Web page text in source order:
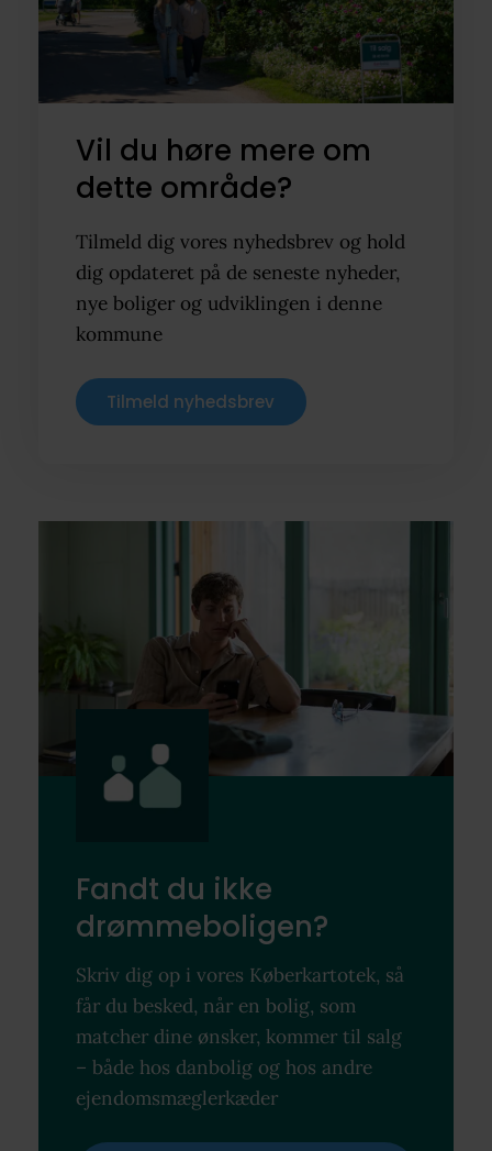
Vil du høre mere om
dette område?
Tilmeld dig vores nyhedsbrev og hold
dig opdateret på de seneste nyheder,
nye boliger og udviklingen i denne
kommune
Tilmeld nyhedsbrev
Fandt du ikke
drømmeboligen?
Skriv dig op i vores Køberkartotek, så
får du besked, når en bolig, som
matcher dine ønsker, kommer til salg
– både hos danbolig og hos andre
ejendomsmæglerkæder